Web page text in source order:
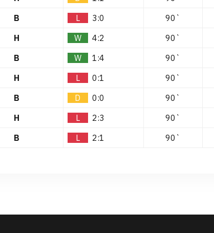
B L 3:0 90`
H W 4:2 90`
B W 1:4 90`
H L 0:1 90`
B D 0:0
90`
H L 2:3 90`
B L 2:1 90`